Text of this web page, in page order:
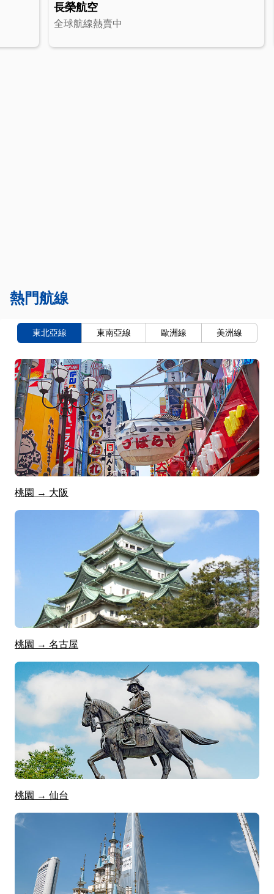
長榮航空
全球航線熱賣中
熱門航線
東北亞線 東南亞線 歐洲線 美洲線
桃園 → 大阪
桃園 → 名古屋
桃園 → 仙台